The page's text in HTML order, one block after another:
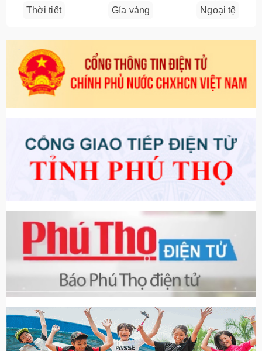
Thời tiết Gía vàng Ngoại tệ